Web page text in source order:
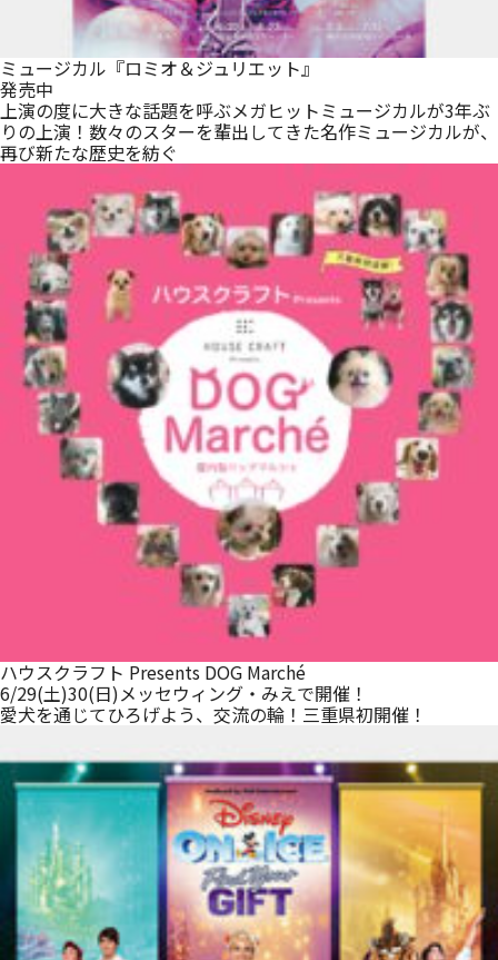
ミュージカル『ロミオ＆ジュリエット』
発売中
上演の度に大きな話題を呼ぶメガヒットミュージカルが3年ぶ
りの上演！数々のスターを輩出してきた名作ミュージカルが、
再び新たな歴史を紡ぐ
ハウスクラフト Presents DOG Marché
6/29(土)30(日)メッセウィング・みえで開催！
愛犬を通じてひろげよう、交流の輪！三重県初開催！